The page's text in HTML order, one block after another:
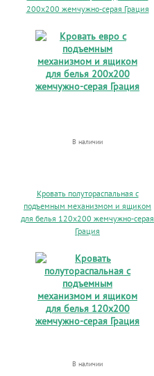
200х200 жемчужно-серая Грация
В наличии
Кровать полутораспальная с
подъемным механизмом и ящиком
для белья 120х200 жемчужно-серая
Грация
В наличии